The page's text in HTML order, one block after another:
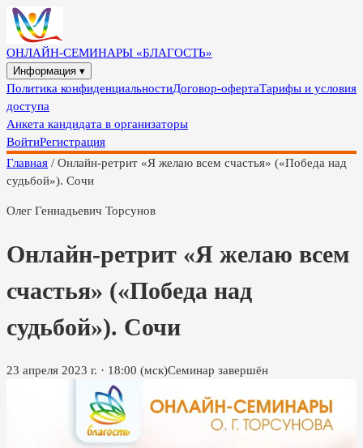
ОНЛАЙН-СЕМИНАРЫ «БЛАГОСТЬ»
Информация ▾
Политика конфиденциальностиДоговор-офертаТарифы и условия
доступа
Анкета кандидата в организаторы
ВойтиРегистрация
Главная / Онлайн-ретрит «Я желаю всем счастья» («Победа над
судьбой»). Сочи
Олег Геннадьевич Торсунов
Онлайн-ретрит «Я желаю всем
счастья» («Победа над
судьбой»). Сочи
23 апреля 2023 г. · 18:00 (мск)Семинар завершён